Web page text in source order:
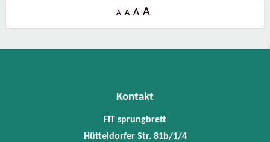
A A A A
Kontakt
FIT sprungbrett
Hütteldorfer Str. 81b/1/4